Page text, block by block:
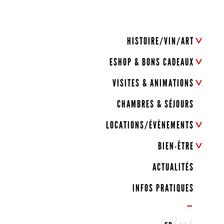
HISTOIRE/VIN/ART
ESHOP & BONS CADEAUX
VISITES & ANIMATIONS
CHAMBRES & SÉJOURS
LOCATIONS/ÉVÈNEMENTS
BIEN-ÊTRE
ACTUALITÉS
INFOS PRATIQUES